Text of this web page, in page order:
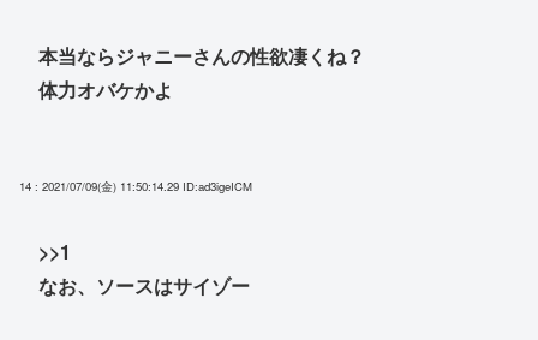
本当ならジャニーさんの性欲凄くね？
体力オバケかよ
14 : 2021/07/09(金) 11:50:14.29 ID:ad3igeICM
>>1
なお、ソースはサイゾー